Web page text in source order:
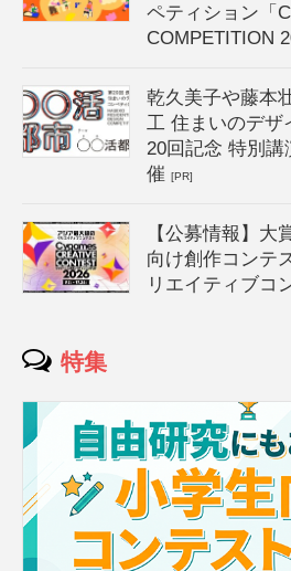
ペティション「
COMPETITION
乾久美子や藤本
工 住まいのデザ
20回記念 特別講
催[PR]
【公募情報】大
向け創作コンテ
リエイティブコ
特集